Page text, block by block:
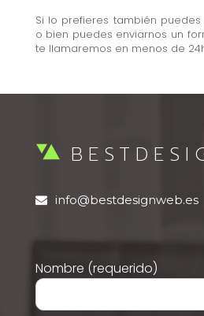
Si lo prefieres también
o bien puedes enviarnos un
te llamaremos en menos de
info@bestdesignweb.es
Nombre (requerido)